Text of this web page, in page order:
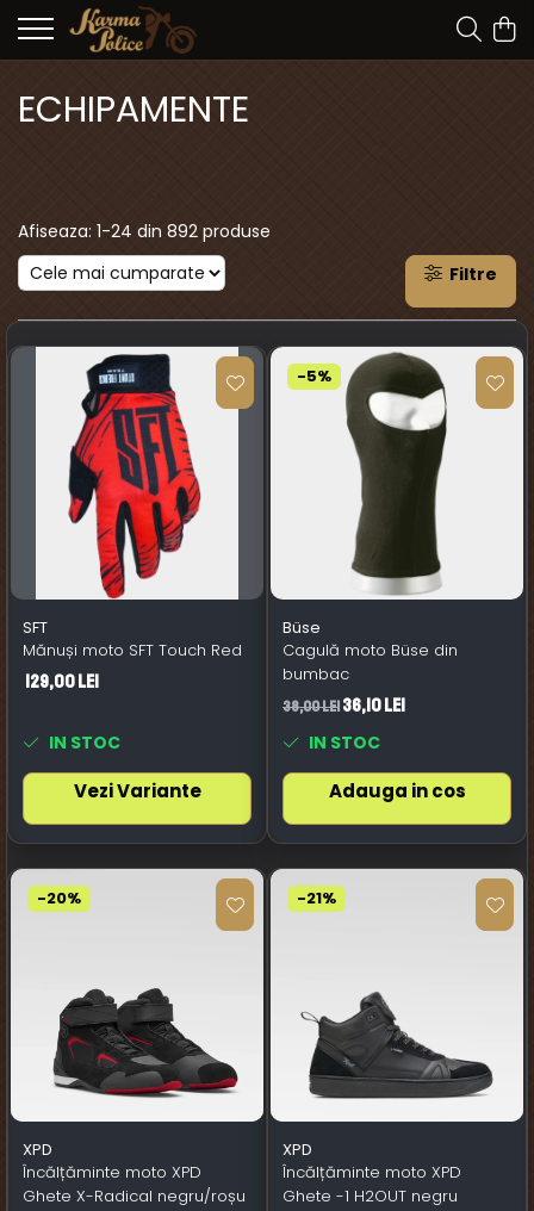
ECHIPAMENTE
Afiseaza: 1-24 din 892 produse
Filtre
SFT
Mănuși moto SFT Touch Red
129,00 Lei
IN STOC
Vezi Variante
-5%
Büse
Cagulă moto Büse din
bumbac
38,00 Lei36,10 Lei
IN STOC
Adauga in cos
-20%
XPD
Încălțăminte moto XPD
Ghete X-Radical negru/roșu
-21%
XPD
Încălțăminte moto XPD
Ghete -1 H2OUT negru